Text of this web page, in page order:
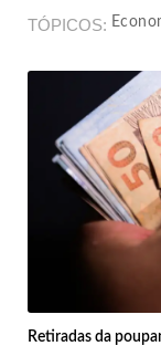
TÓPICOS
Retiradas da